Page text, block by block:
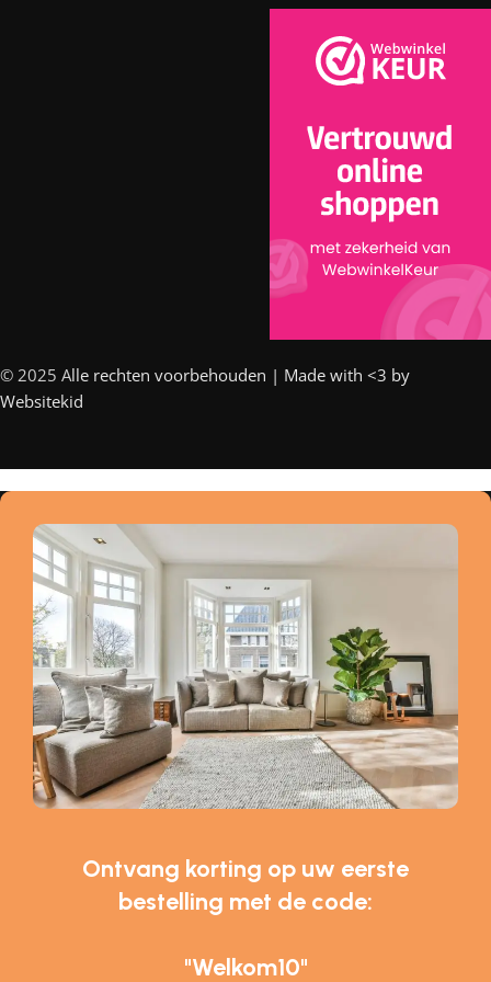
© 2025 Alle rechten voorbehouden | Made with <3 by
Websitekid
Ontvang korting op uw eerste
bestelling met de code:
"Welkom10"